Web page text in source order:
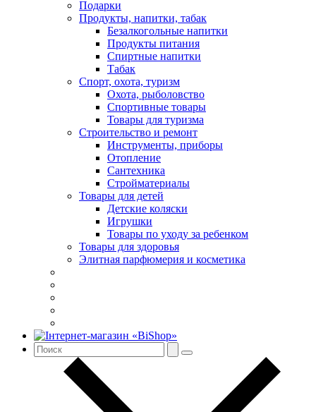
Подарки
Продукты, напитки, табак
Безалкогольные напитки
Продукты питания
Спиртные напитки
Табак
Спорт, охота, туризм
Охота, рыболовство
Спортивные товары
Товары для туризма
Строительство и ремонт
Инструменты, приборы
Отопление
Сантехника
Стройматериалы
Товары для детей
Детские коляски
Игрушки
Товары по уходу за ребенком
Товары для здоровья
Элитная парфюмерия и косметика